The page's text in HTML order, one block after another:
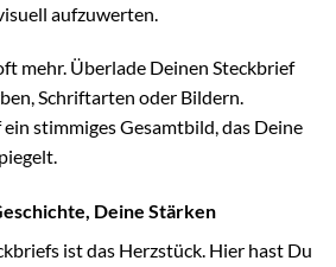
aufzuwerten.
mehr. Überlade Deinen Steckbrief
Schriftarten oder Bildern.
stimmiges Gesamtbild, das Deine
Deine Stärken
ist das Herzstück. Hier hast Du